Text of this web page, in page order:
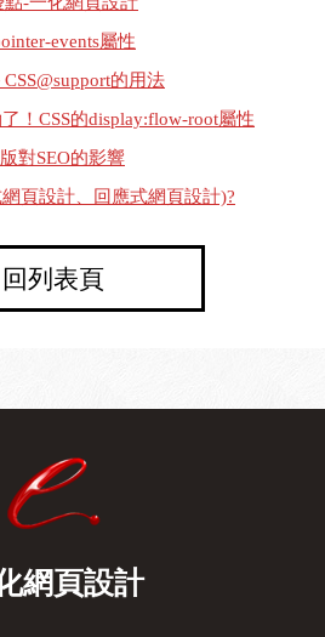
events屬性
的用法
！CSS的display:flow-root屬性
對SEO的影響
頁設計、回應式網頁設計)?
回列表頁
網頁設計